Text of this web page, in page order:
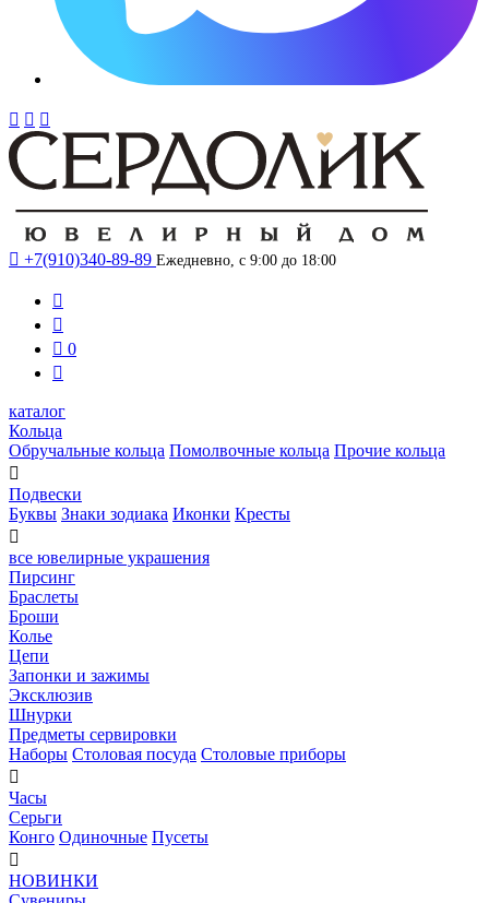
  
 +7(910)340-89-89 Ежедневно, с 9:00 до 18:00


 0

каталог
Кольца
Обручальные кольца Помолвочные кольца Прочие кольца

Подвески
Буквы Знаки зодиака Иконки Кресты

все ювелирные украшения
Пирсинг
Браслеты
Броши
Колье
Цепи
Запонки и зажимы
Эксклюзив
Шнурки
Предметы сервировки
Наборы Столовая посуда Столовые приборы

Часы
Серьги
Конго Одиночные Пусеты

НОВИНКИ